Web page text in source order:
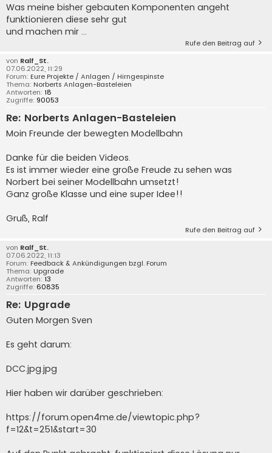
Was meine bisher gebauten Komponenten angeht
funktionieren diese sehr gut
und machen mir ...
Rufe den Beitrag auf
von Ralf_St.
07.06.2022, 11:29
Forum: Eure Projekte / Anlagen / Hirngespinste
Thema: Norberts Anlagen-Basteleien
Antworten: 18
Zugriffe: 90053
Re: Norberts Anlagen-Basteleien
Moin Freunde der bewegten Modellbahn
Danke für die beiden Videos.
Es ist immer wieder eine große Freude zu sehen was
Norbert bei seiner Modellbahn umsetzt!
Ganz große Klasse und eine super Idee!!
Gruß, Ralf
Rufe den Beitrag auf
von Ralf_St.
07.06.2022, 11:13
Forum: Feedback & Ankündigungen bzgl. Forum
Thema: Upgrade
Antworten: 13
Zugriffe: 60835
Re: Upgrade
Guten Morgen Sven
Es geht darum:
DCC.jpg.jpg
Hier haben wir darüber geschrieben:
https://forum.open4me.de/viewtopic.php?
f=12&t=251&start=30